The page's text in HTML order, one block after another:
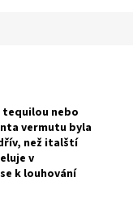
tequilou nebo
vermutu byla
než italští
v
k louhování